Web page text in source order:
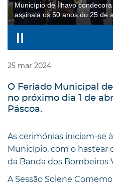
Município de Ílhavo
assinala os 50 anos do 25 de
25 mar 2024
O Feriado Municipal
no próximo dia 1 de
Páscoa.
As cerimónias iniciam-se
Município, com o hastear
da Banda dos Bombeiros
A Sessão Solene